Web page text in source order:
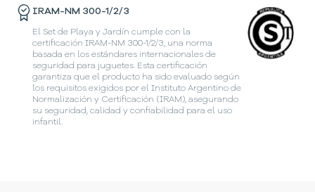
IRAM-NM 300-1/2/3
El Set de Playa y Jardín cumple con la
certificación IRAM-NM 300-1/2/3, una norma
basada en los estándares internacionales de
seguridad para juguetes. Esta certificación
garantiza que el producto ha sido evaluado según
los requisitos exigidos por el Instituto Argentino de
Normalización y Certificación (IRAM), asegurando
su seguridad, calidad y confiabilidad para el uso
infantil.